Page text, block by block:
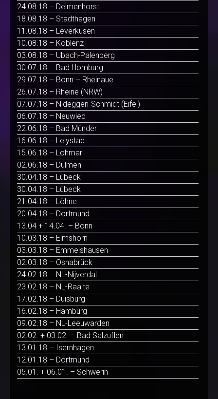
24.08.18 – Delmenhorst
18.08.18 – Stadthagen
11.08.18 – Leverkusen
10.08.18 – Koblenz
03.08.18 – Übach-Palenberg
30.07.18 – Bad Homburg
29.07.18 – Bonn – Rheinaue
26.07.18 – Rheine (NRW)
07.07.18 – Nideggen-Schmidt (Eifel)
06.07.18 – Neuwied
22.06.18 – Bad Münder
16.06.18 – Lelystad
15.06.18 – Lohmar
02.06.18 – Dülmen
30.04.18 – Lübeck
30.04.18 – Lübeck
21.04.18 – Löhne
20.04.18 – Dortmund
13.04 + 14.04. – Bonn
10.03.18 – Elmshorn
03.03.18 – Emmelshausen
02.03.18 – Osnabrück
24.02.18 – NL-Nijverdal
23.02.18 – NL-Raalte
17.02.18 – Duisburg
16.02.18 – Hamburg
09.02.18 – NL-Leeuwarden
02.02. + 03.02. – Bad Salzuflen
13.01.18 – Isernhagen
12.01.18 – Dortmund
05.01. + 06.01. – Schwerin